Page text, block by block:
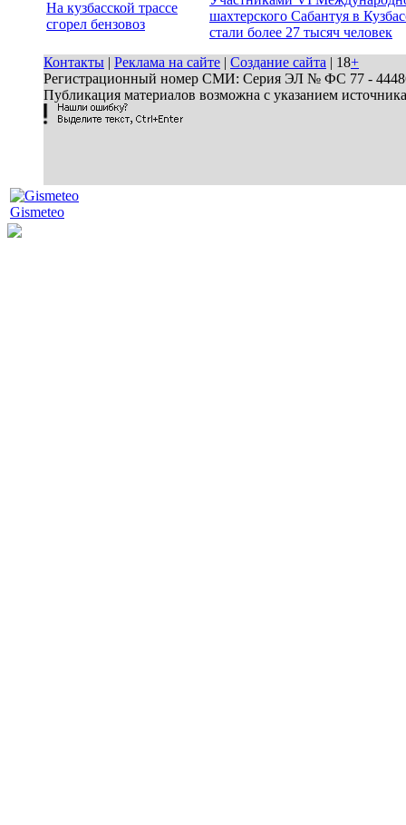
На кузбасской трассе
сгорел бензовоз
шахтерского Сабантуя в
стали более 27 тысяч человек
Контакты | Реклама на сайте | Создание сайта | 18+
Регистрационный номер СМИ: Серия ЭЛ № ФС 77 - 44486
Публикация материалов возможна с указанием
Gismeteo